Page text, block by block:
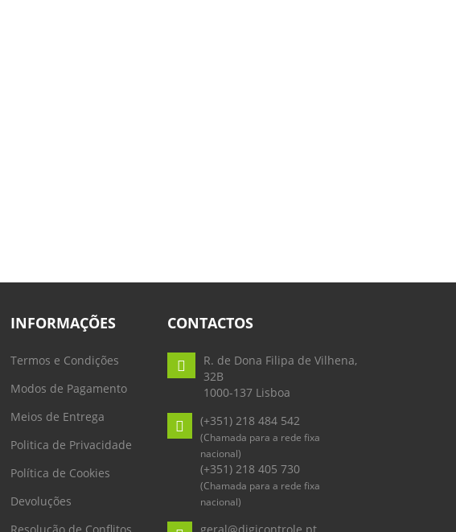
INFORMAÇÕES
Termos e Condições
Modos de Pagamento
Meios de Entrega
Politica de Privacidade
Política de Cookies
Devoluções
CONTACTOS
R. de Dona Filipa de Vilhena,
32B
1000-137 Lisboa
(+351) 218 484 542
(Chamada para a rede fixa
nacional)
(+351) 218 405 730
(Chamada para a rede fixa
nacional)